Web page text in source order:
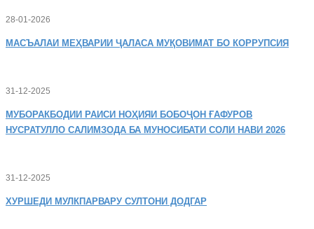
28-01-2026
МАСЪАЛАИ МЕҲВАРИИ ҶАЛАСА МУҚОВИМАТ БО КОРРУПСИЯ
31-12-2025
МУБОРАКБОДИИ РАИСИ НОҲИЯИ БОБОҶОН ҒАФУРОВ
НУСРАТУЛЛО САЛИМЗОДА БА МУНОСИБАТИ СОЛИ НАВИ 2026
31-12-2025
ХУРШЕДИ МУЛКПАРВАРУ СУЛТОНИ ДОДГАР